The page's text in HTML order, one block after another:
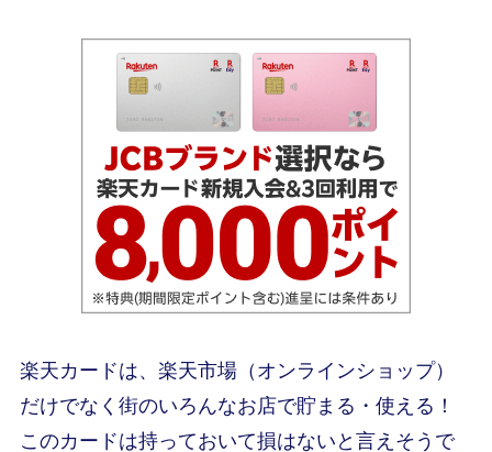
楽天カードは、楽天市場（オンラインショップ）
だけでなく街のいろんなお店で貯まる・使える！
このカードは持っておいて損はないと言えそうで